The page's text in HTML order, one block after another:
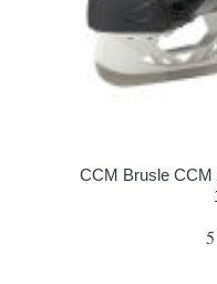
CCM Brusle CCM